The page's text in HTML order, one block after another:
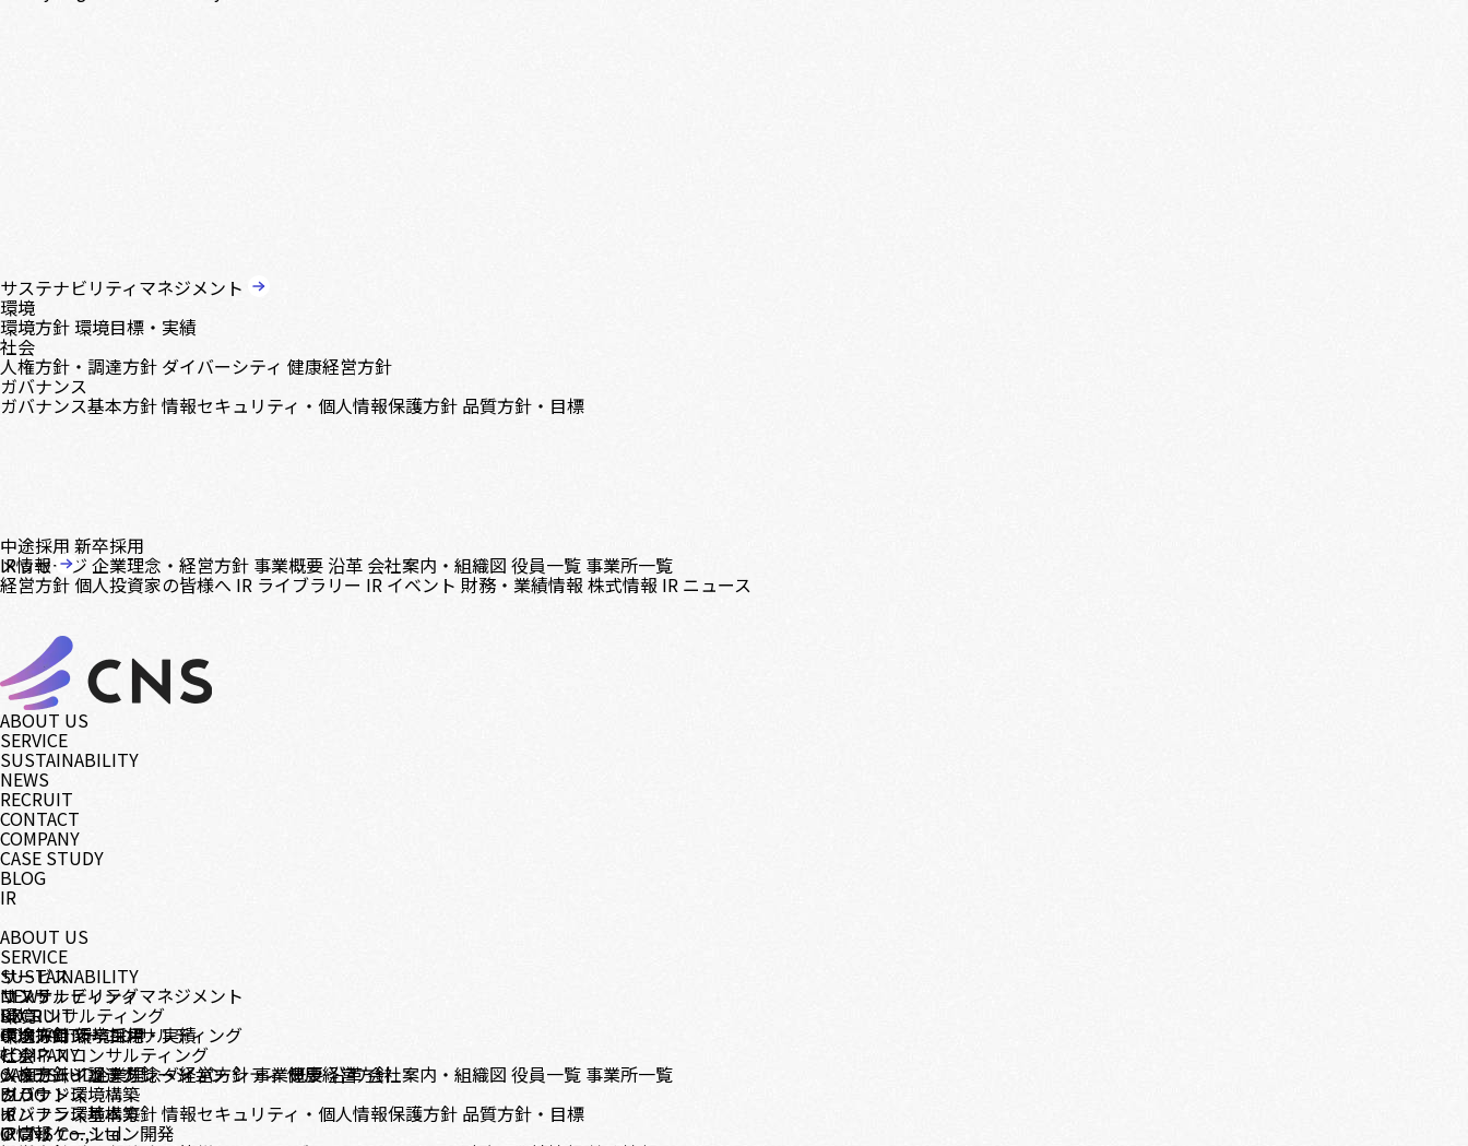
サステナビリティマネジメント
環境
環境方針環境目標・実績
社会
人権方針・調達方針 ダイバーシティ 健康経営方針
ガバナンス
ガバナンス基本方針情報セキュリティ・個人情報保護方針 品質方針・目標
中途採用 新卒採用
メッセージ 企業理念・経営方針 事業概要 沿革 会社案内・組織図 役員一覧 事業所一覧
IR情報
経営方針 個人投資家の皆様へ IR ライブラリー IR イベント 財務・業績情報 株式情報 IR ニュース
ABOUT US
SERVICE
SUSTAINABILITY
NEWS
RECRUIT
CONTACT
COMPANY
CASE STUDY
BLOG
IR
ABOUT US
SERVICE
サービス
コンサルティング
DX コンサルティング
テクノロジーコンサルティング
ビジネスコンサルティング
システムインテグレーション
クラウド環境構築
インフラ環境構築
アプリケーション開発
SUSTAINABILITY
サステナビリティマネジメント
環境
環境方針環境目標・実績
社会
人権方針・調達方針ダイバーシティ健康経営方針
ガバナンス
ガバナンス基本方針情報セキュリティ・個人情報保護方針 品質方針・目標
NEWS
RECRUIT
中途採用新卒採用
CONTACT
COMPANY
メッセージ企業理念・経営方針事業概要沿革会社案内・組織図 役員一覧 事業所一覧
CASE STUDY
BLOG
IR
IR情報
© CNS Co., Ltd.